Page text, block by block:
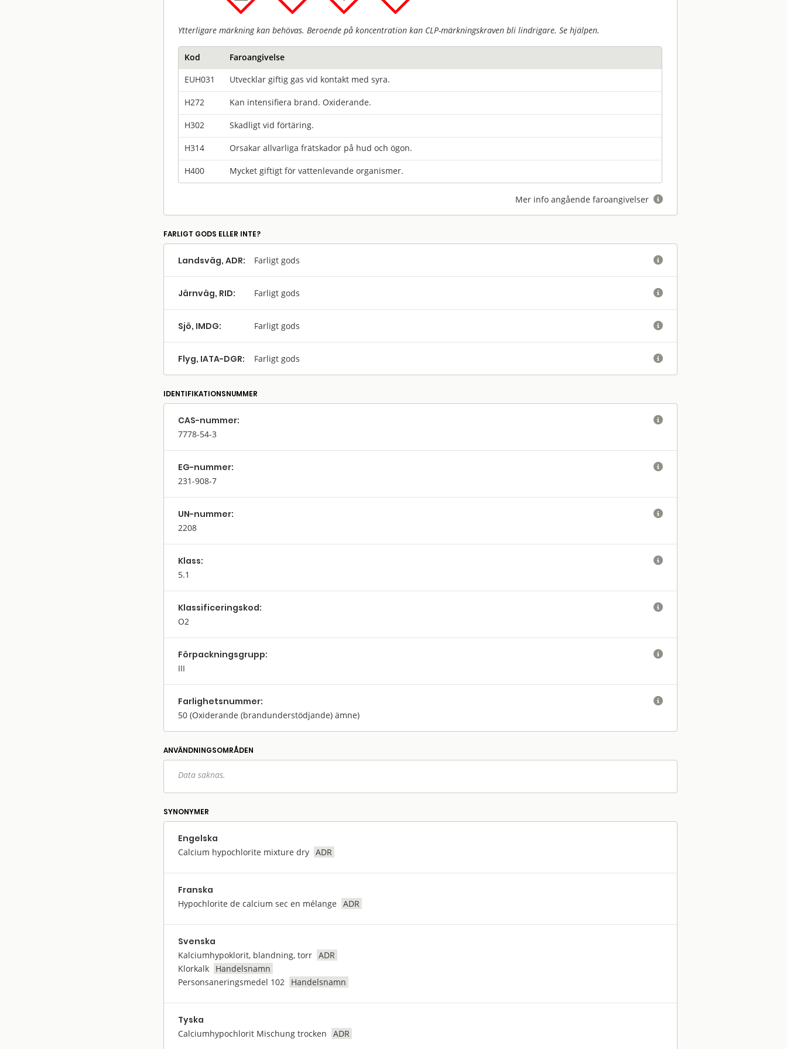
Ytterligare märkning kan behövas. Beroende på koncentration kan CLP-märkningskraven bli lindrigare. Se hjälpen.
Kod
Faroangivelse
EUH031
Utvecklar giftig gas vid kontakt med syra.
H272 Kan intensifiera brand. Oxiderande.
H302 Skadligt vid förtäring.
H314 Orsakar allvarliga frätskador på hud och ögon.
H400 Mycket giftigt för vattenlevande organismer.
Mer info angående faroangivelser 
FARLIGT GODS ELLER INTE?
Landsväg, ADR: Farligt gods 
Järnväg, RID: Farligt gods 
Sjö, IMDG: Farligt gods 
Flyg, IATA-DGR: Farligt gods 
IDENTIFIKATIONSNUMMER
CAS-nummer:
7778-54-3

EG-nummer:
231-908-7

UN-nummer:
2208

Klass:
5.1

Klassifi­cerings­kod:
O2

Förpack­nings­grupp:
III

Farlighets­nummer:
50 (Oxiderande (brandunderstödjande) ämne)

ANVÄNDNINGS­OMRÅDEN
Data saknas.
SYNONYMER
Engelska
Calcium hypochlorite mixture dry ADR
Franska
Hypochlorite de calcium sec en mélange ADR
Svenska
Kalciumhypoklorit, blandning, torr ADR
Klorkalk
Handelsnamn
Personsaneringsmedel 102
Handelsnamn
Tyska
Calciumhypochlorit Mischung trocken ADR